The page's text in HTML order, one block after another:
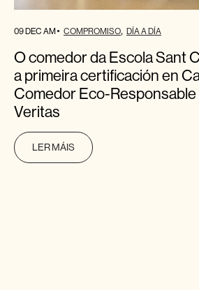
09 DEC AM COMPROMISO DÍA A DÍA
O comedor da Escola Sant
a primeira certificación en
Comedor Eco-Responsable
Veritas
LER MÁIS